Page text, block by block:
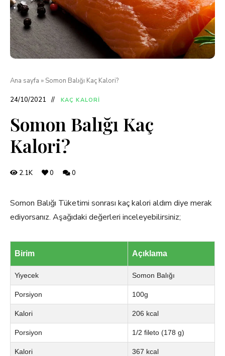
Ana sayfa » Somon Balığı Kaç Kalori?
24/10/2021 KAÇ KALORI
Somon Balığı Kaç
Kalori?
2.1K 0 0
Somon Balığı Tüketimi sonrası kaç kalori aldım diye merak
ediyorsanız. Aşağıdaki değerleri inceleyebilirsiniz;
Birim Açıklama
Yiyecek Somon Balığı
Porsiyon 100g
Kalori 206 kcal
Porsiyon 1/2 fileto (178 g)
Kalori 367 kcal